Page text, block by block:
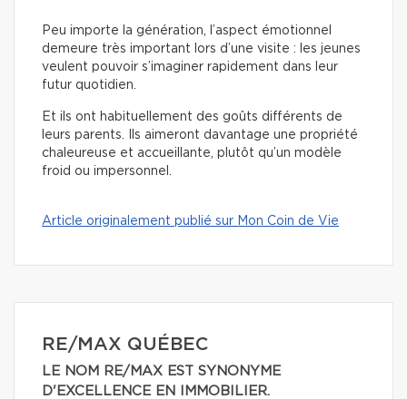
Peu importe la génération, l’aspect émotionnel
demeure très important lors d’une visite : les jeunes
veulent pouvoir s’imaginer rapidement dans leur
futur quotidien.
Et ils ont habituellement des goûts différents de
leurs parents. Ils aimeront davantage une propriété
chaleureuse et accueillante, plutôt qu’un modèle
froid ou impersonnel.
Article originalement publié sur Mon Coin de Vie
RE/MAX QUÉBEC
LE NOM RE/MAX EST SYNONYME
D'EXCELLENCE EN IMMOBILIER.